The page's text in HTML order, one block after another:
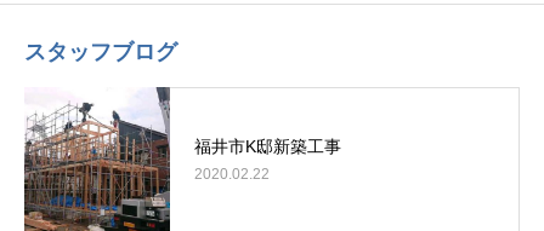
スタッフブログ
福井市K邸新築工事
2020.02.22